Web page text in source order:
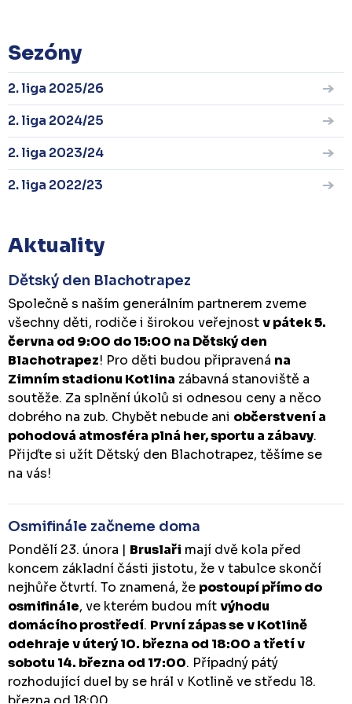
Sezóny
2. liga 2025/26
2. liga 2024/25
2. liga 2023/24
2. liga 2022/23
Aktuality
Dětský den Blachotrapez
Společně s naším generálním partnerem zveme
všechny děti, rodiče i širokou veřejnostv pátek 5.
června od 9:00 do 15:00 na Dětský den
Blachotrapez! Pro děti budou připravená na
Zimním stadionu Kotlina zábavná stanoviště a
soutěže. Za splnění úkolů si odnesou ceny a něco
dobrého na zub. Chybět nebude ani občerstvení a
pohodová atmosféra plná her, sportu a zábavy.
Přijďte si užít Dětský den Blachotrapez, těšíme se
na vás!
Osmifinále začneme doma
Pondělí 23. února | Bruslaři mají dvě kola před
koncem základní části jistotu, že v tabulce skončí
nejhůře čtvrtí. To znamená, že postoupí přímo do
osmifinále, ve kterém budou mítvýhodu
domácího prostředí. První zápas se v Kotlině
odehraje v úterý 10. března od 18:00 a třetí v
sobotu 14. března od 17:00. Případný pátý
rozhodující duel by se hrál v Kotlině ve středu 18.
března od 18:00.